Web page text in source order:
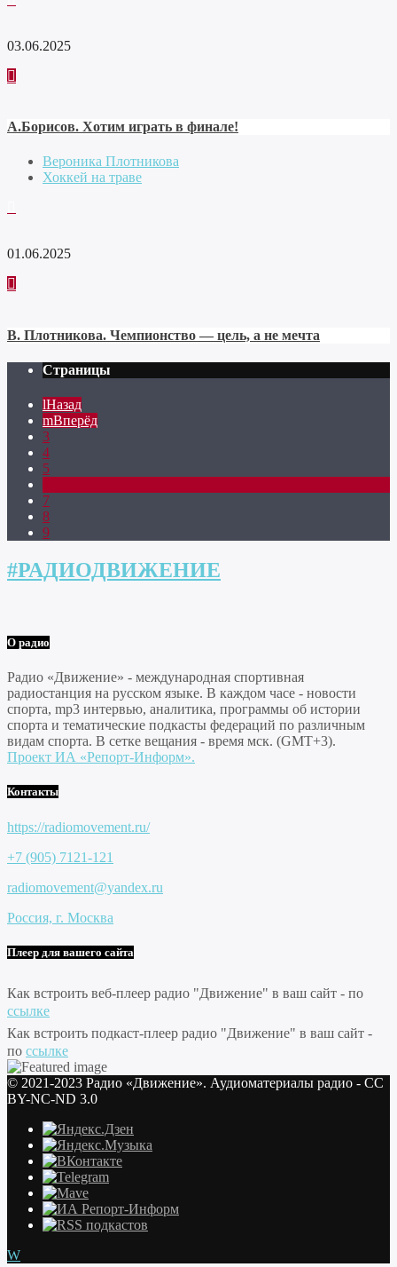
03.06.2025
А.Борисов. Хотим играть в финале!
Вероника Плотникова
Хоккей на траве
01.06.2025
В. Плотникова. Чемпионство — цель, а не мечта
Страницы
Назад
Вперёд
3
4
5
7
8
9
#РАДИОДВИЖЕНИЕ
О радио
Радио «Движение» - международная спортивная
радиостанция на русском языке. В каждом часе - новости
спорта, mp3 интервью, аналитика, программы об истории
спорта и тематические подкасты федераций по различным
видам спорта. В сетке вещания - время мск. (GMT+3).
Проект ИА «Репорт-Информ».
Контакты
https://radiomovement.ru/
+7 (905) 7121-121
radiomovement@yandex.ru
Россия, г. Москва
Плеер для вашего сайта
Как встроить веб-плеер радио "Движение" в ваш сайт - по
ссылке
Как встроить подкаст-плеер радио "Движение" в ваш сайт -
по ссылке
© 2021-2023 Радио «Движение». Аудиоматериалы радио - CC
BY-NC-ND 3.0